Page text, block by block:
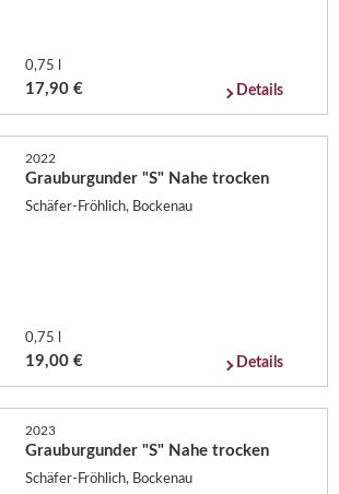
0,75 l
17,90 € Details
2022
Grauburgunder "S" Nahe trocken
Schäfer-Fröhlich, Bockenau
0,75 l
19,00 € Details
2023
Grauburgunder "S" Nahe trocken
Schäfer-Fröhlich, Bockenau